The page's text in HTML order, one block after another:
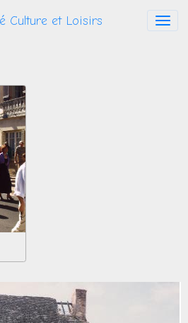
Culture et Loisirs